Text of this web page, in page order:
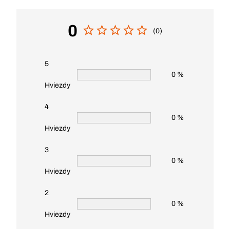
0 (0)
5
Hviezdy
0 %
4
Hviezdy
0 %
3
Hviezdy
0 %
2
Hviezdy
0 %